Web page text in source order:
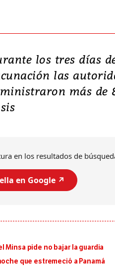
los tres días
las
más de
en los resultados de
en Google ↗️
Minsa pide no bajar la guardia
que estremeció a Panamá
Video, Japón:
deja heridos y
daños en
7,1 se registró este
emergencia de gran